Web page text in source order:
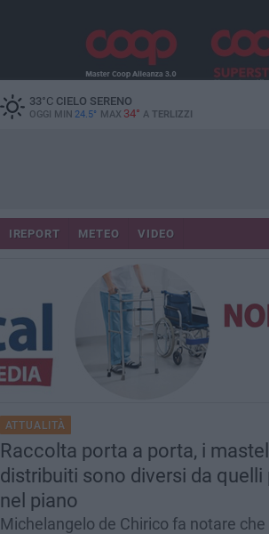
33°CCIELO SERENO
OGGI MIN 24.5° MAX 34° A TERLIZZI
IREPORT METEO VIDEO
ATTUALITÀ
Raccolta porta a porta, i
distribuiti sono diversi da quelli
nel piano
Michelangelo de Chirico fa notare che